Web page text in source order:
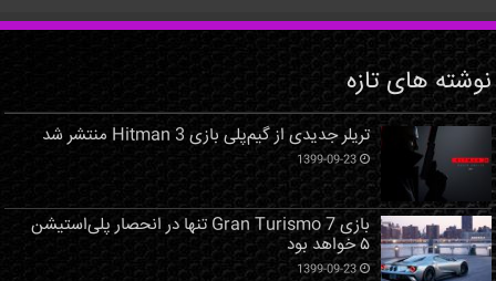
نوشته های تازه
تریلر جدیدی از گیم‌پلی بازی Hitman 3 منتشر شد
1399-09-23
بازی Gran Turismo 7 تنها در انحصار پلی‌استیشن
۵ خواهد بود
1399-09-23